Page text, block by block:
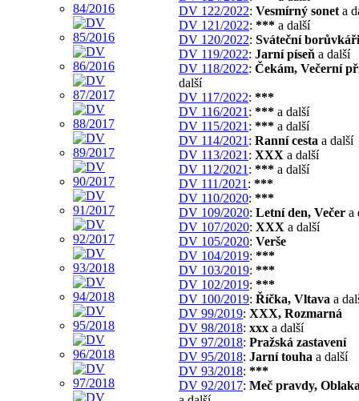
DV 122/2022: Vesmírný sonet a
DV 121/2022: *** a další
DV 120/2022: Sváteční borůvkáři
DV 119/2022: Jarní píseň a další
DV 118/2022: Čekám, Večerní
další
DV 117/2022: ***
DV 116/2021 : *** a další
DV 115/2021 : *** a další
DV 114/2021 : Ranní cesta a další
DV 113/2021 : XXX a další
DV 112/2021 : *** a další
DV 111/2021 : ***
DV 110/2020: ***
DV 109/2020: Letní den, Večer a
DV 107/2020: XXX a další
DV 105/2020: Verše
DV 104/2019: ***
DV 103/2019: ***
DV 102/2019: ***
DV 100/2019: Říčka, Vltava a
DV 99/2019: XXX, Rozmarná
DV 98/2018: xxx a další
DV 97/2018: Pražská zastavení
DV 95/2018: Jarní touha a další
DV 93/2018: ***
DV 92/2017: Meč pravdy,